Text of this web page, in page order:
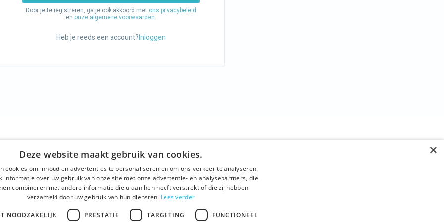
Door je te registreren, ga je ook akkoord met ons privacybeleid
en onze algemene voorwaarden.
Heb je reeds een account? Inloggen
voorwaarden
Rondleidingen
Dagprogramma
Ghent History Tour
Activiteiten
Instagram
LinkedIn
×
Deze website maakt gebruik van cookies.
cookies om inhoud en advertenties te personaliseren en om ons verkeer te analyseren.
informatie over uw gebruik van onze site met onze advertentie- en analysepartners, die
combineren met andere informatie die u aan hen heeft verstrekt of die zij hebben
verzameld door uw gebruik van hun diensten. Lees verder
NOODZAKELIJK PRESTATIE TARGETING FUNCTIONEEL